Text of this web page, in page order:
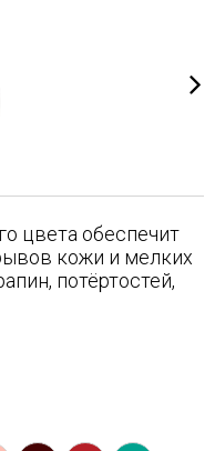
цвета обеспечит
кожи и мелких
потёртостей,